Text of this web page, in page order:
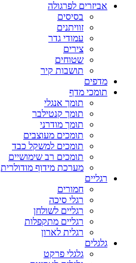
אביזרים לפרגולה
בסיסים
זוויתנים
עמודי גדר
צירים
שטוחים
תושבות קיר
מדפים
תומכי מדף
תומך אנגלי
תומך קנטילבר
תומך מודרני
תומכים מעוצבים
תומכים למשקל כבד
תומכים רב שימושיים
מערכת מידוף מודולרית
רגליים
חמורים
רגלי סיכה
רגליים לשולחן
רגליים מתקפלות
רגלית לארון
גלגלים
גלגלי פרקט